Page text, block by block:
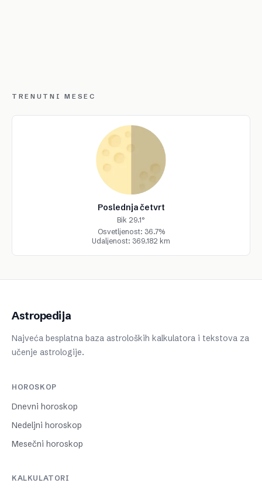
TRENUTNI MESEC
Poslednja četvrt
Bik 29.1°
Osvetljenost: 36.7%
Udaljenost: 369.182 km
Astropedija
Najveća besplatna baza astroloških kalkulatora i tekstova za
učenje astrologije.
HOROSKOP
Dnevni horoskop
Nedeljni horoskop
Mesečni horoskop
KALKULATORI